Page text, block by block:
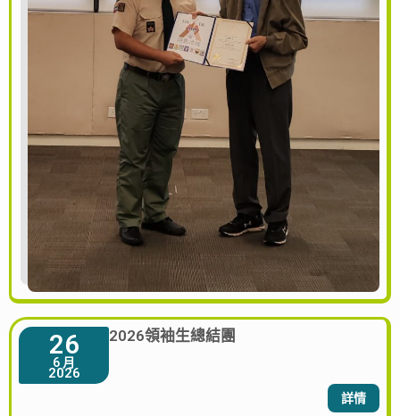
26
6 月
2026
2026領袖生總結團
詳情